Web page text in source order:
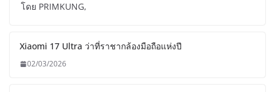
โดย PRIMKUNG,
Xiaomi 17 Ultra ว่าที่ราชากล้องมือถือแห่งปี
02/03/2026